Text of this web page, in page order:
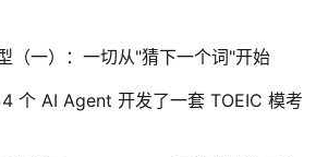
（一）：一切从"猜下一个词"开始
个 AI Agent 开发了一套 TOEIC 模考